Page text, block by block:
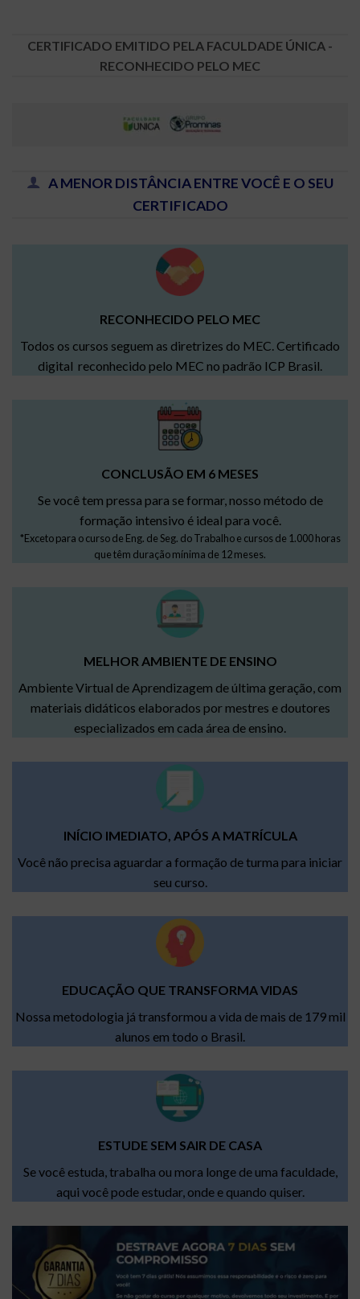
CERTIFICADO EMITIDO PELA FACULDADE ÚNICA -
RECONHECIDO PELO MEC
A MENOR DISTÂNCIA ENTRE VOCÊ E O SEU
CERTIFICADO
RECONHECIDO PELO MEC
Todos os cursos seguem as diretrizes do MEC. Certificado
digital reconhecido pelo MEC no padrão ICP Brasil.
CONCLUSÃO EM 6 MESES
Se você tem pressa para se formar, nosso método de
formação intensivo é ideal para você.
*Exceto para o curso de Eng. de Seg. do Trabalho e cursos de 1.000 horas
que têm duração mínima de 12 meses.
MELHOR AMBIENTE DE ENSINO
Ambiente Virtual de Aprendizagem de última geração, com
materiais didáticos elaborados por mestres e doutores
especializados em cada área de ensino.
INÍCIO IMEDIATO, APÓS A MATRÍCULA
Você não precisa aguardar a formação de turma para iniciar
seu curso.
EDUCAÇÃO QUE TRANSFORMA VIDAS
Nossa metodologia já transformou a vida de mais de 179 mil
alunos em todo o Brasil.
ESTUDE SEM SAIR DE CASA
Se você estuda, trabalha ou mora longe de uma faculdade,
aqui você pode estudar, onde e quando quiser.